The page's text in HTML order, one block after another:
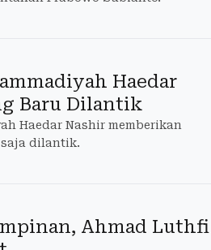
Haedar
Baru Dilantik
Haedar Nashir memberikan
dilantik.
Ahmad Luthfi